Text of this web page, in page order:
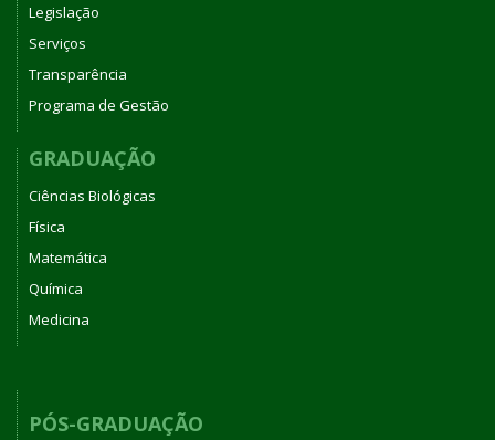
Legislação
Serviços
Transparência
Programa de Gestão
GRADUAÇÃO
Ciências Biológicas
Física
Matemática
Química
Medicina
PÓS-GRADUAÇÃO